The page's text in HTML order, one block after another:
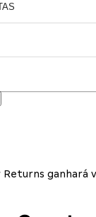
ganhará